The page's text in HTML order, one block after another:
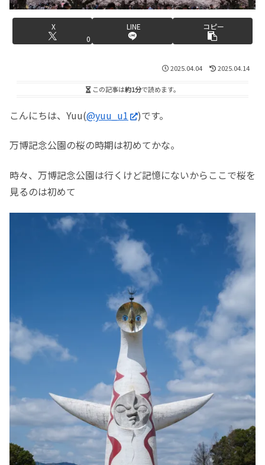
X
0
LINE コピー
2025.04.04 2025.04.14
この記事は約1分で読めます。
こんにちは、Yuu(@yuu_u1 )です。
万博記念公園の桜の時期は初めてかな。
時々、万博記念公園は行くけど記憶にないからここで桜を
見るのは初めて